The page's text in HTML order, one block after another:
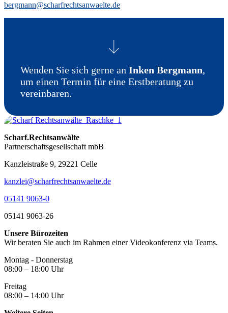
bergmann@scharfrechtsanwaelte.de
Wenden Sie sich gerne an Inken Bergmann,
um einen Termin für eine Erstberatung zu
vereinbaren.
Scharf.Rechtsanwälte
Partnerschaftsgesellschaft mbB
Kanzleistraße 9, 29221 Celle
kanzlei@scharfrechtsanwaelte.de
05141 9063-0
05141 9063-26
Unsere Bürozeiten
Wir beraten Sie auch im Rahmen einer Videokonferenz via Teams.
Montag - Donnerstag
08:00 – 18:00 Uhr
Freitag
08:00 – 14:00 Uhr